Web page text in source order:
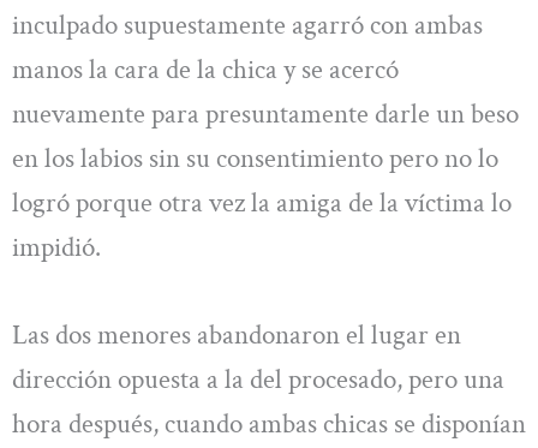
inculpado supuestamente agarró con ambas
manos la cara de la chica y se acercó
nuevamente para presuntamente darle un beso
en los labios sin su consentimiento pero no lo
logró porque otra vez la amiga de la víctima lo
impidió.
Las dos menores abandonaron el lugar en
dirección opuesta a la del procesado, pero una
hora después, cuando ambas chicas se disponían